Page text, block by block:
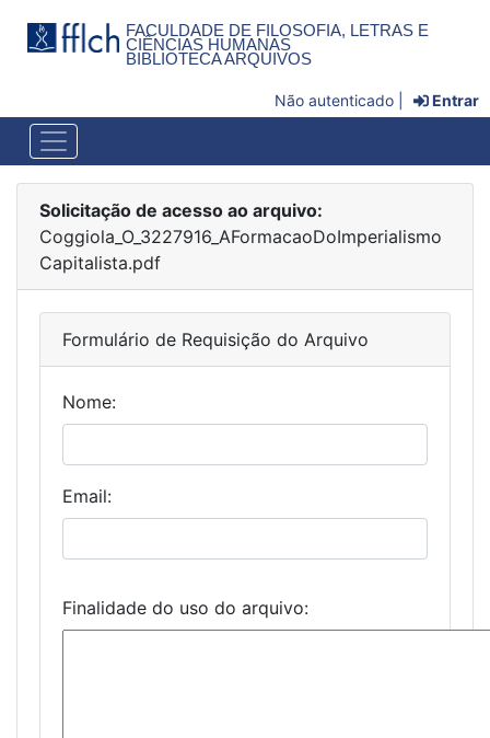
FACULDADE DE FILOSOFIA, LETRAS E
CIÊNCIAS HUMANAS
BIBLIOTECA ARQUIVOS
Não autenticado | Entrar
Solicitação de acesso ao arquivo:
Coggiola_O_3227916_AFormacaoDoImperialismo
Capitalista.pdf
Formulário de Requisição do Arquivo
Nome:
Email:
Finalidade do uso do arquivo: